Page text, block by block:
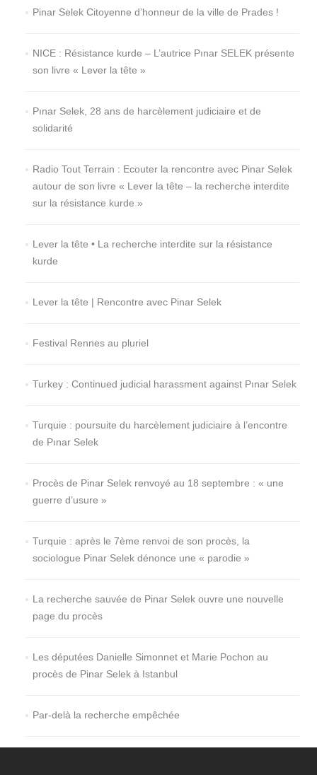
Pinar Selek Citoyenne d’honneur de la ville de Prades !
NICE : Résistance kurde – L’autrice Pınar SELEK présente
son livre « Lever la tête »
Pınar Selek, 28 ans de harcèlement judiciaire et de
solidarité
Radio Tout Terrain : Ecouter la rencontre avec Pinar Selek
autour de son livre « Lever la tête – la recherche interdite
sur la résistance kurde »
Lever la tête • La recherche interdite sur la résistance
kurde
Lever la tête | Rencontre avec Pinar Selek
Festival Rennes au pluriel
Turkey : Continued judicial harassment against Pınar Selek
Turquie : poursuite du harcèlement judiciaire à l’encontre
de Pınar Selek
Procès de Pinar Selek renvoyé au 18 septembre : « une
guerre d’usure »
Turquie : après le 7ème renvoi de son procès, la
sociologue Pinar Selek dénonce une « parodie »
La recherche sauvée de Pinar Selek ouvre une nouvelle
page du procès
Les députées Danielle Simonnet et Marie Pochon au
procès de Pinar Selek à Istanbul
Par-delà la recherche empêchée